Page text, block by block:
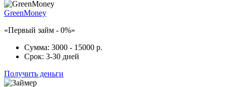
GreenMoney
«Первый займ - 0%»
Сумма: 3000 - 15000 р.
Срок: 3-30 дней
Получить деньги